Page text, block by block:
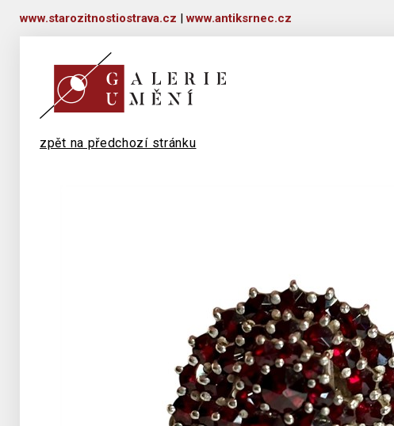
www.starozitnostiostrava.cz |www.antiksrnec.cz
zpět na předchozí stránku